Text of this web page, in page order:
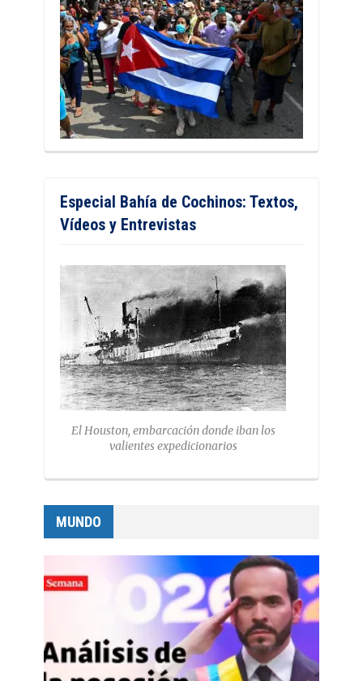
Especial Bahía de Cochinos: Textos,
Vídeos y Entrevistas
El Houston, embarcación donde iban los
valientes expedicionarios
MUNDO